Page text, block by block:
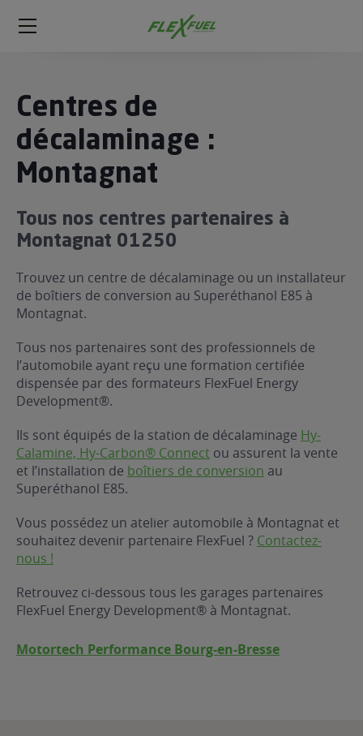
FlexFuel
Méga
le Décalaminage
?
gratuit
du carburant avec
le Superéthanol
?
de mon
garagiste
Centres de
décalaminage :
Montagnat
Tous nos centres partenaires à
Montagnat 01250
Trouvez un centre de décalaminage ou un installateur
de boîtiers de conversion au Superéthanol E85 à
Montagnat.
Tous nos partenaires sont des professionnels de
l’automobile ayant reçu une formation certifiée
dispensée par des formateurs FlexFuel Energy
Development®.
Ils sont équipés de la station de décalaminage Hy-
Calamine, Hy-Carbon® Connect ou assurent la vente
et l’installation de boîtiers de conversion au
Superéthanol E85.
Vous possédez un atelier automobile à Montagnat et
souhaitez devenir partenaire FlexFuel ? Contactez-
nous !
Retrouvez ci-dessous tous les garages partenaires
FlexFuel Energy Development® à Montagnat.
Motortech Performance Bourg-en-Bresse